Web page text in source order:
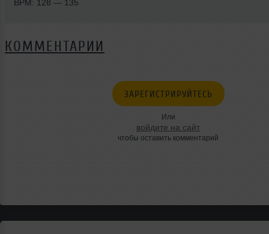
BPM: 128 — 135
КОММЕНТАРИИ
ЗАРЕГИСТРИРУЙТЕСЬ
Или
войдите на сайт
чтобы оставить комментарий